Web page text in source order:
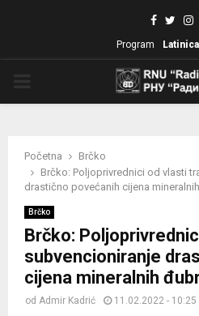
Program Latinica
Početna
Brčko
Brčko: Poljoprivrednici od vlasti
drastično povećanih cijena
Brčko
Brčko:
subvencioniranje
cijena mineralnih
od Admir Kadrić 11.02.2022 - 10:25